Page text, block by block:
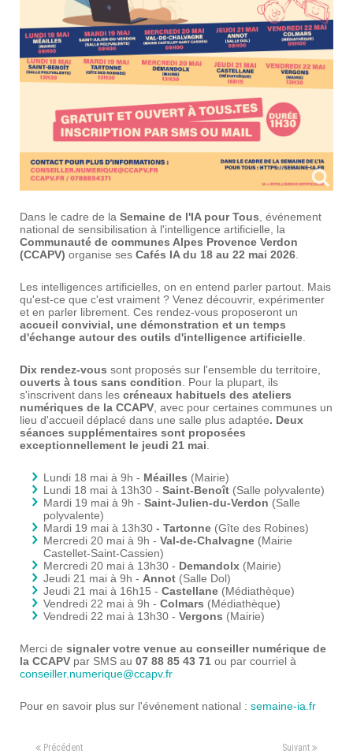
Dans le cadre de la Semaine de l'IA pour Tous , événement
national de sensibilisation à l'intelligence artificielle, la
Communauté de communes Alpes Provence Verdon
(CCAPV) organise ses Cafés IA du 18 au 22 mai 2026
Les intelligences artificielles, on en entend parler partout. Mais
qu'est-ce que c'est vraiment ? Venez découvrir, expérimenter
et en parler librement. Ces rendez-vous proposeront un
accueil convivial, une démonstration et un temps
d'échange autour des outils d'intelligence artificielle
Dix rendez-vous sont proposés sur l'ensemble du territoire,
ouverts à tous sans condition . Pour la plupart, ils
s'inscrivent dans les créneaux habituels des ateliers
numériques de la CCAPV , avec pour certaines communes un
lieu d'accueil déplacé dans une salle plus adaptée. Deux
séances supplémentaires sont proposées
exceptionnellement le jeudi 21 mai
Lundi 18 mai à 9h - Méailles (Mairie)
Lundi 18 mai à 13h30 - Saint-Benoît (Salle polyvalente)
Mardi 19 mai à 9h - Saint-Julien-du-Verdon (Salle
polyvalente)
Mardi 19 mai à 13h30 - Tartonne (Gîte des Robines)
Mercredi 20 mai à 9h - Val-de-Chalvagne (Mairie
Castellet-Saint-Cassien)
Mercredi 20 mai à 13h30 - Demandolx (Mairie)
Jeudi 21 mai à 9h - Annot (Salle Dol)
Jeudi 21 mai à 16h15 - Castellane (Médiathèque)
Vendredi 22 mai à 9h - Colmars (Médiathèque)
Vendredi 22 mai à 13h30 - Vergons (Mairie)
Merci de signaler votre venue au conseiller numérique de
la CCAPV par SMS au 07 88 85 43 71 ou par courriel à
conseiller.numerique@ccapv.fr
Pour en savoir plus sur l'événement national : semaine-ia.fr
Précédent Suivant